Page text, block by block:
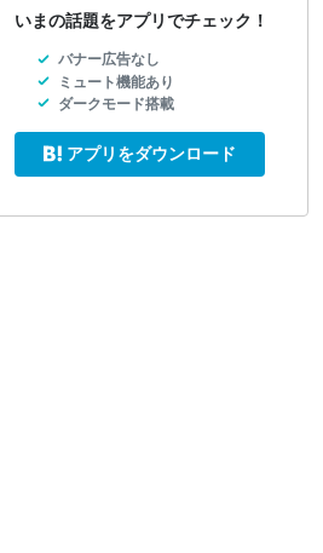
いまの話題をアプリでチェック！
バナー広告なし
ミュート機能あり
ダークモード搭載
アプリをダウンロード